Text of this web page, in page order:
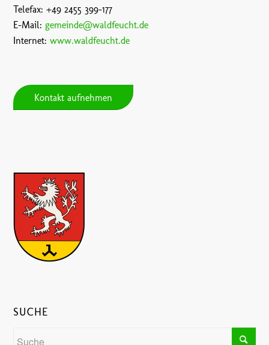
Telefax: +49 2455 399-177
E-Mail: gemeinde@waldfeucht.de
Internet:www.waldfeucht.de
Kontakt aufnehmen
SUCHE